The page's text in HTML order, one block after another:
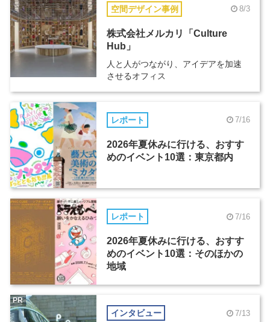
空間デザイン事例 8/3
株式会社メルカリ「Culture
Hub」
人と人がつながり、アイデアを加速
させるオフィス
レポート 7/16
2026年夏休みに行ける、おすす
めのイベント10選：東京都内
レポート 7/16
2026年夏休みに行ける、おすす
めのイベント10選：そのほかの
地域
インタビュー 7/13
PR